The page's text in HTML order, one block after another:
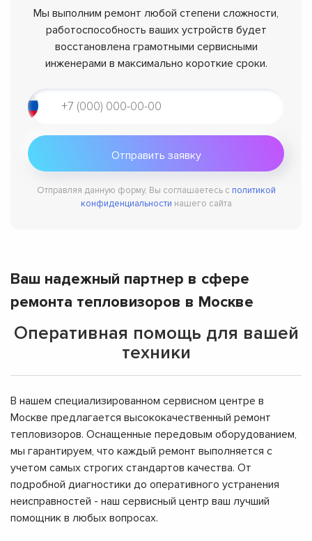
Мы выполним ремонт любой степени сложности,
работоспособность ваших устройств будет
восстановлена грамотными сервисными
инженерами в максимально короткие сроки.
Отправляя данную форму, Вы соглашаетесь с политикой
конфиденциальности нашего сайта
Ваш надежный партнер в сфере
ремонта тепловизоров в Москве
Оперативная помощь для вашей
техники
В нашем специализированном сервисном центре в
Москве предлагается высококачественный ремонт
тепловизоров. Оснащенные передовым оборудованием,
мы гарантируем, что каждый ремонт выполняется с
учетом самых строгих стандартов качества. От
подробной диагностики до оперативного устранения
неисправностей - наш сервисный центр ваш лучший
помощник в любых вопросах.